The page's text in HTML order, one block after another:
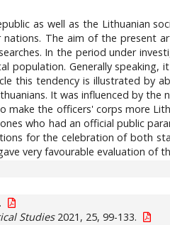
as well as the Lithuanian
nations. The aim of the present
In the period under
population. Generally
this tendency is illustrated by
It was influenced by
the officers' corps more
who had an official public
for the celebration of both
very favourable evaluation of
Studies2021, 25, 99-133.